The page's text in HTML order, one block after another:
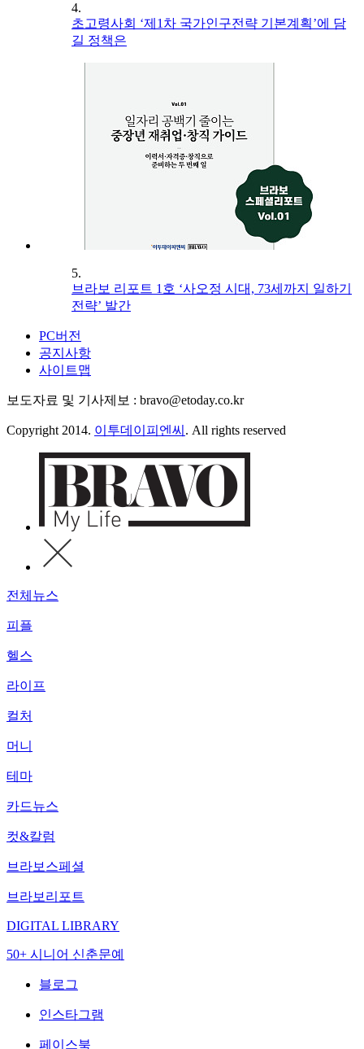
4.
초고령사회 ‘제1차 국가인구전략 기본계획’에 담
길 정책은
5.
브라보 리포트 1호 ‘사오정 시대, 73세까지 일하기
전략’ 발간
PC버전
공지사항
사이트맵
보도자료 및 기사제보 : bravo@etoday.co.kr
Copyright 2014. 이투데이피엔씨 . All rights reserved
전체뉴스
피플
헬스
라이프
컬처
머니
테마
카드뉴스
컷&칼럼
브라보스페셜
브라보리포트
DIGITAL LIBRARY
50+ 시니어 신춘문예
블로그
인스타그램
페이스북